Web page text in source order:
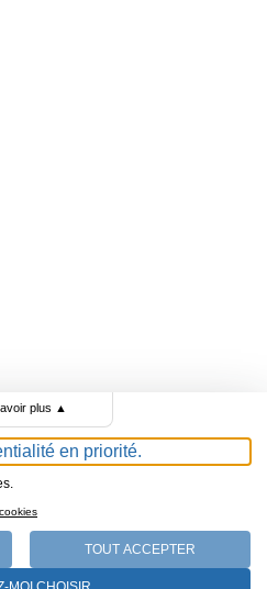
plus ▲
en priorité.
TOUT ACCEPTER